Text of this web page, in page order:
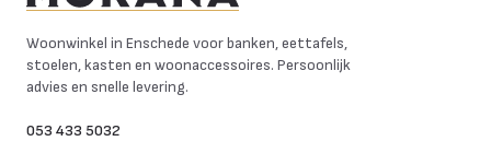
Woonwinkel in Enschede voor banken, eettafels,
stoelen, kasten en woonaccessoires. Persoonlijk
advies en snelle levering.
053 433 5032